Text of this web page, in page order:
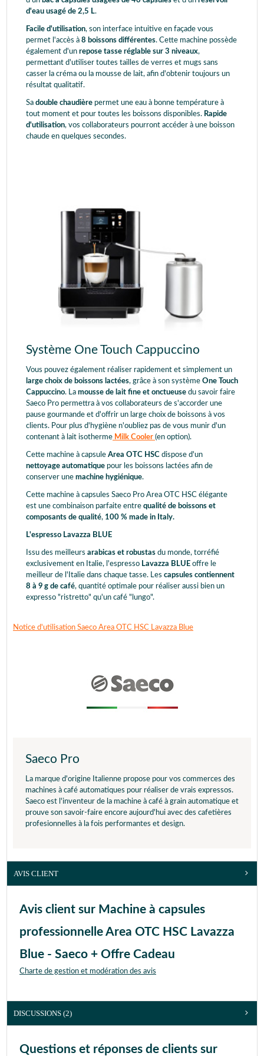
d'eau usagé de 2,5 L.
Facile d'utilisation, son interface intuitive en façade vous
permet l'accès à 8 boissons différentes. Cette machine possède
également d'un repose tasse réglable sur 3 niveaux,
permettant d'utiliser toutes tailles de verres et mugs sans
casser la créma ou la mousse de lait, afin d'obtenir toujours un
résultat qualitatif.
Sa double chaudière permet une eau à bonne température à
tout moment et pour toutes les boissons disponibles. Rapide
d'utilisation, vos collaborateurs pourront accéder à une boisson
chaude en quelques secondes.
Système One Touch Cappuccino
Vous pouvez également réaliser rapidement et simplement un
large choix de boissons lactées, grâce à son système One Touch
Cappuccino. La mousse de lait fine et onctueuse du savoir faire
Saeco Pro permettra à vos collaborateurs de s'accorder une
pause gourmande et d'offrir un large choix de boissons à vos
clients. Pour plus d'hygiène n'oubliez pas de vous munir d'un
contenant à lait isotherme Milk Cooler (en option).
Cette machine à capsule Area OTC HSC dispose d'un
nettoyage automatique pour les boissons lactées afin de
conserver une machine hygiénique.
Cette machine à capsules Saeco Pro Area OTC HSC élégante
est une combinaison parfaite entre qualité de boissons et
composants de qualité, 100 % made in Italy.
L'espresso Lavazza BLUE
Issu des meilleurs arabicas et robustas du monde, torréfié
exclusivement en Italie, l'espresso Lavazza BLUE offre le
meilleur de l'Italie dans chaque tasse. Les capsules contiennent
8 à 9 g de café, quantité optimale pour réaliser aussi bien un
expresso "ristretto" qu'un café "lungo".
Notice d'utilisation Saeco Area OTC HSC Lavazza Blue
Saeco Pro
La marque d'origine Italienne propose pour vos commerces des
machines à café automatiques pour réaliser de vrais expressos.
Saeco est l'inventeur de la machine à café à grain automatique et
prouve son savoir-faire encore aujourd'hui avec des cafetières
profesionnelles à la fois performantes et design.
AVIS CLIENT
Avis client sur Machine à capsules
professionnelle Area OTC HSC Lavazza
Blue - Saeco + Offre Cadeau
Charte de gestion et modération des avis
DISCUSSIONS (2)
Questions et réponses de clients sur